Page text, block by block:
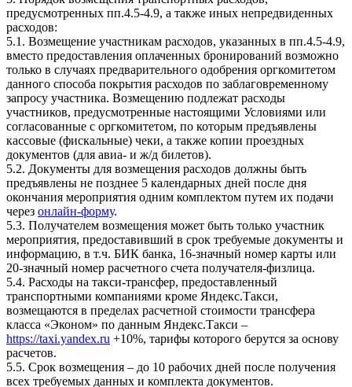
предусмотренных пп.4.5-4.9, а также иных непредвиденных
расходов:
5.1. Возмещение участникам расходов, указанных в пп.4.5-4.9,
вместо предоставления оплаченных бронирований возможно
только в случаях предварительного одобрения оргкомитетом
данного способа покрытия расходов по заблаговременному
запросу участника. Возмещению подлежат расходы
участников, предусмотренные настоящими Условиями или
согласованные с оргкомитетом, по которым предъявлены
кассовые (фискальные) чеки, а также копии проездных
документов (для авиа- и ж/д билетов).
5.2. Документы для возмещения расходов должны быть
предъявлены не позднее 5 календарных дней после дня
окончания мероприятия одним комплектом путем их подачи
через онлайн-форму.
5.3. Получателем возмещения может быть только участник
мероприятия, предоставивший в срок требуемые документы и
информацию, в т.ч. БИК банка, 16-значный номер карты или
20-значный номер расчетного счета получателя-физлица.
5.4. Расходы на такси-трансфер, предоставленный
транспортными компаниями кроме Яндекс.Такси,
возмещаются в пределах расчетной стоимости трансфера
класса «Эконом» по данным Яндекс.Такси –
https://taxi.yandex.ru +10%, тарифы которого берутся за основу
расчетов.
5.5. Срок возмещения – до 10 рабочих дней после получения
всех требуемых данных и комплекта документов.